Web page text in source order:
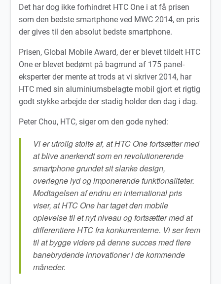
Det har dog ikke forhindret HTC One i at få prisen
som den bedste smartphone ved MWC 2014, en pris
der gives til den absolut bedste smartphone.
Prisen, Global Mobile Award, der er blevet tildelt HTC
One er blevet bedømt på bagrrund af 175 panel-
eksperter der mente at trods at vi skriver 2014, har
HTC med sin aluminiumsbelagte mobil gjort et rigtig
godt stykke arbejde der stadig holder den dag i dag.
Peter Chou, HTC, siger om den gode nyhed:
Vi er utrolig stolte af, at HTC One fortsætter med
at blive anerkendt som en revolutionerende
smartphone grundet sit slanke design,
overlegne lyd og imponerende funktionaliteter.
Modtagelsen af endnu en international pris
viser, at HTC One har taget den mobile
oplevelse til et nyt niveau og fortsætter med at
differentiere HTC fra konkurrenterne. Vi ser frem
til at bygge videre på denne succes med flere
banebrydende innovationer i de kommende
måneder.